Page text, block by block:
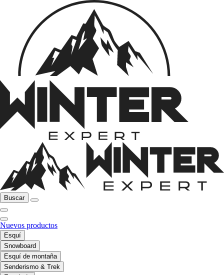
Buscar
Nuevos productos
Esquí
Snowboard
Esquí de montaña
Senderismo & Trek